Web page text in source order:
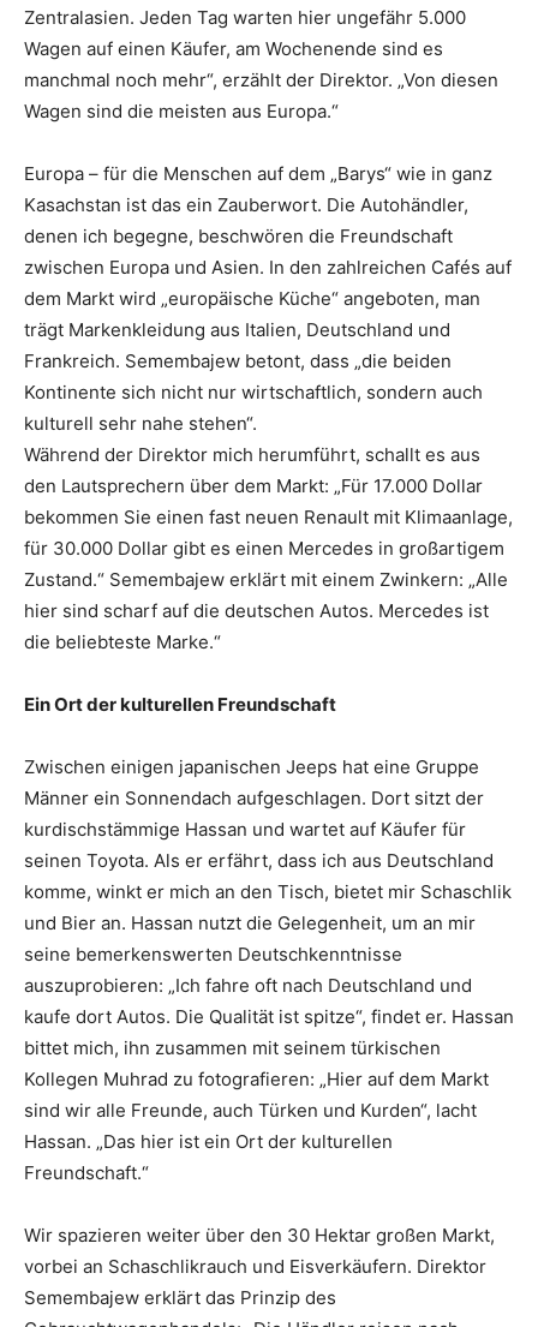
Zentralasien. Jeden Tag warten hier ungefähr 5.000
Wagen auf einen Käufer, am Wochenende sind es
manchmal noch mehr“, erzählt der Direktor. „Von diesen
Wagen sind die meisten aus Europa.“
Europa – für die Menschen auf dem „Barys“ wie in ganz
Kasachstan ist das ein Zauberwort. Die Autohändler,
denen ich begegne, beschwören die Freundschaft
zwischen Europa und Asien. In den zahlreichen Cafés auf
dem Markt wird „europäische Küche“ angeboten, man
trägt Markenkleidung aus Italien, Deutschland und
Frankreich. Semembajew betont, dass „die beiden
Kontinente sich nicht nur wirtschaftlich, sondern auch
kulturell sehr nahe stehen“.
Während der Direktor mich herumführt, schallt es aus
den Lautsprechern über dem Markt: „Für 17.000 Dollar
bekommen Sie einen fast neuen Renault mit Klimaanlage,
für 30.000 Dollar gibt es einen Mercedes in großartigem
Zustand.“ Semembajew erklärt mit einem Zwinkern: „Alle
hier sind scharf auf die deutschen Autos. Mercedes ist
die beliebteste Marke.“
Ein Ort der kulturellen Freundschaft
Zwischen einigen japanischen Jeeps hat eine Gruppe
Männer ein Sonnendach aufgeschlagen. Dort sitzt der
kurdischstämmige Hassan und wartet auf Käufer für
seinen Toyota. Als er erfährt, dass ich aus Deutschland
komme, winkt er mich an den Tisch, bietet mir Schaschlik
und Bier an. Hassan nutzt die Gelegenheit, um an mir
seine bemerkenswerten Deutschkenntnisse
auszuprobieren: „Ich fahre oft nach Deutschland und
kaufe dort Autos. Die Qualität ist spitze“, findet er. Hassan
bittet mich, ihn zusammen mit seinem türkischen
Kollegen Muhrad zu fotografieren: „Hier auf dem Markt
sind wir alle Freunde, auch Türken und Kurden“, lacht
Hassan. „Das hier ist ein Ort der kulturellen
Freundschaft.“
Wir spazieren weiter über den 30 Hektar großen Markt,
vorbei an Schaschlikrauch und Eisverkäufern. Direktor
Semembajew erklärt das Prinzip des